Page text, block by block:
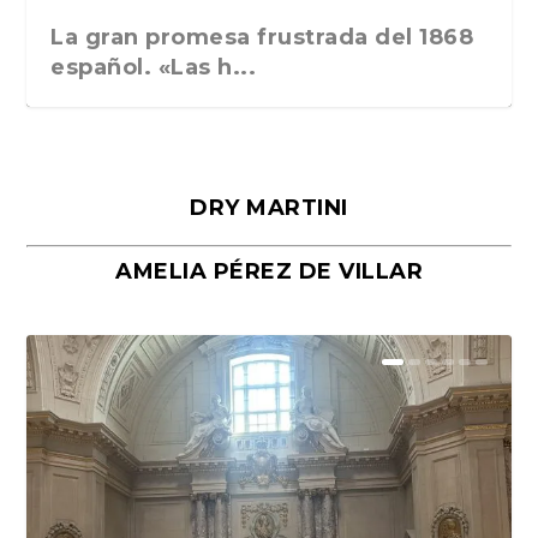
La gran promesa frustrada del 1868
español. «Las h...
Málaga, verso en azul, de Rafael
Porras y Salvador...
«La cocina hebrea. Alimentación
del pueblo judío e...
DRY MARTINI
AMELIA PÉREZ DE VILLAR